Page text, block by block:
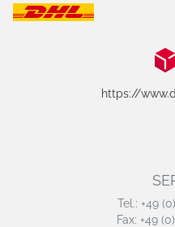
https://
Tel.: +49
Fax: +49